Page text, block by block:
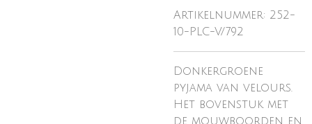
Artikelnummer: 252-
10-PLC-V/792
Donkergroene
pyjama van velours.
Het bovenstuk met
de mouwboorden en